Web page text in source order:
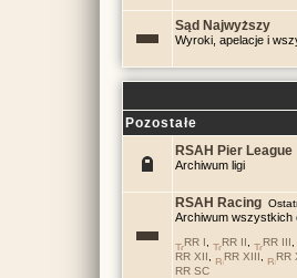
Sąd Najwyższy
Wyroki, apelacje i
Pozostałe
RSAH Pier League
Archiwum ligi
RSAH Racing
Archiwum wszystkich
RR I RR II RR III
RR XII
RR XIII RR
RR SC